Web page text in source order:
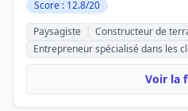
Score : 12.8/20
Paysagiste
Constructeur de
Entrepreneur spécialisé dans les
Voir la